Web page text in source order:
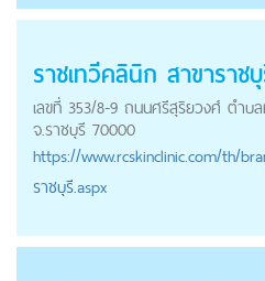
ราชเทวีคลินิก สาขาราช
เลขที่ 353/8-9 ถนนศรีสุริยวงศ์ ตำบล
จ.ราชบุรี 70000
https://www.rcskinclinic.com/th/
ราชบุรี.aspx